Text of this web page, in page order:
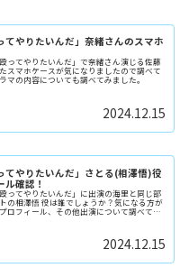
てやりたいんだ」奈緒さんのスマホ
ってやりたいんだ」で奈緒さん演じる佐藤
スマホケースが気になりましたので調べて
マの内容についても調べてみました。
2024.12.15
てやりたいんだ」さとる(相澤悟)役
確認！
ってやりたいんだ」に出演の海里と同じ部
の相澤悟 役は誰でしょうか？気になる方が
ロフィール、その他出演について調べてみ
2024.12.15